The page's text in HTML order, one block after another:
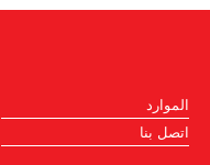
الموارد
اتصل بنا